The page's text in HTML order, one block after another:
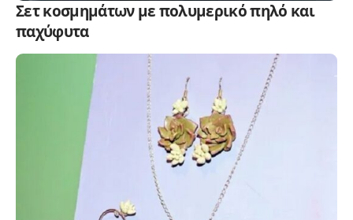
Σετ κοσμημάτων με πολυμερικό πηλό και
παχύφυτα